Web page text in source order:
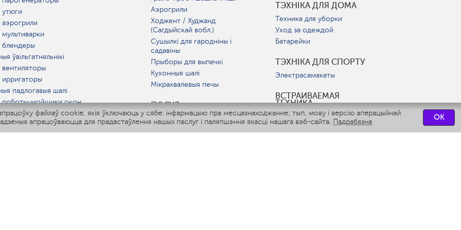
файлаў cookie, якія ўключаюць у сябе: інфармацыю пра месцазнаходжанне; тып, мову і версію аперацыйнай
апрацоўваюцца для прадастаўлення нашых паслуг і паляпшэння якасці нашага вэб-сайта. Падрабязна
OK
ўвільгатняльнікі
падлогавыя шалі
роботы-мойщики окон
мультиварки
IQ Home
Аэрогрили
Ходжент / Худжанд
(Сагдыйскай вобл.)
Сушылкі для гародніны і
садавіны
Прыборы для выпечкі
Кухонныя шалі
Мікрахвалевыя печы
ПОСУД
ТЭХНІКА ДЛЯ ДОМА
Техника для уборки
Уход за одеждой
Батарейки
ТЭХНІКА ДЛЯ СПОРТУ
Электрасамакаты
ВСТРАИВАЕМАЯ
ТЕХНИКА
Вытяжки
Варочные панели